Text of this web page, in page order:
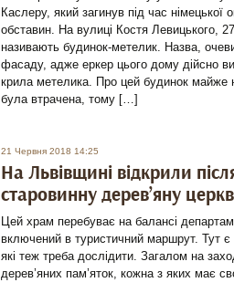
Каслеру, який загинув під час німецької
обставин. На вулиці Костя Левицького,
називають будинок-метелик. Назва,
фасаду, адже еркер цього дому дійсно
крила метелика. Про цей будинок майже
була втрачена, тому […]
21 Червня 2018 14:25
На Львівщині відкрили
старовинну дерев’яну
Цей храм перебуває на балансі
включений в туристичний маршрут. Тут є
які теж треба дослідити. Загалом на
дерев’яних пам’яток, кожна з яких має